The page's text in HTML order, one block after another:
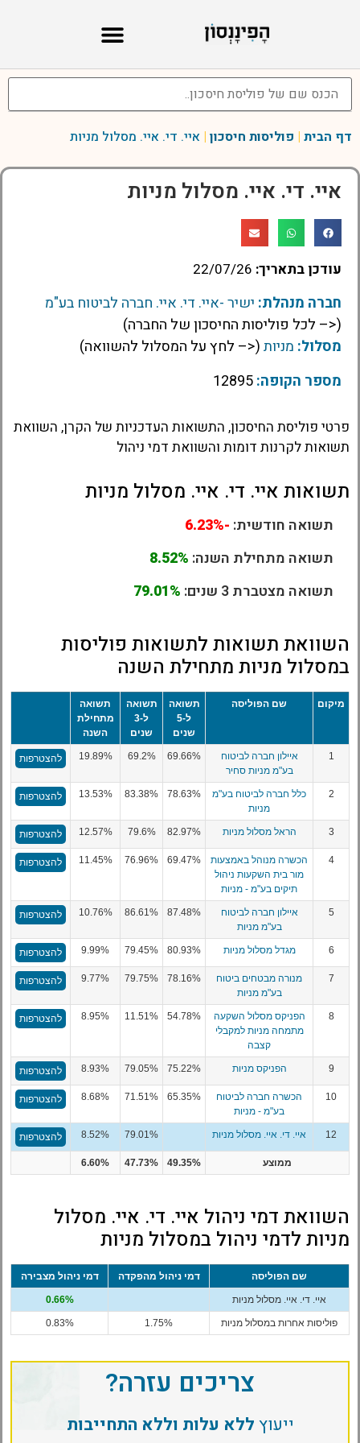
דף הבית | פוליסות חיסכון | איי. די. איי. מסלול מניות
איי. די. איי. מסלול מניות
עודכן בתאריך: 22/07/26
חברה מנהלת: ישיר -איי. די. איי. חברה לביטוח בע"מ
(<– לכל פוליסות החיסכון של החברה)
מסלול: מניות(<– לחץ על המסלול להשוואה)
מספר הקופה:
פרטי פוליסת החיסכון, התשואות העדכניות של הקרן, השוואת
תשואות לקרנות דומות והשוואת דמי ניהול
תשואות איי. די. איי. מסלול מניות
תשואה חודשית: -6.23%
תשואה מתחילת השנה: 8.52%
תשואה מצטברת 3 שנים:
79.01%
השוואת תשואות לתשואות פוליסות
במסלול מניות מתחילת השנה
מיקום שם הפוליסה
תשואה
ל-5
שנים
תשואה
ל-3
שנים
תשואה
מתחילת
השנה
1
איילון חברה לביטוח
בע"מ מניות סחיר
69.66%
69.2%
19.89% להצטרפות
2
כלל חברה לביטוח בע"מ
מניות
78.63%
83.38%
13.53% להצטרפות
3 הראל מסלול מניות 82.97%
79.6%
12.57% להצטרפות
4
הכשרה מנוהל באמצעות
מור בית השקעות ניהול
תיקים בע"מ - מניות
69.47%
76.96%
11.45% להצטרפות
5
איילון חברה לביטוח
בע"מ מניות
87.48%
86.61%
10.76% להצטרפות
6 מגדל מסלול מניות 80.93%
79.45%
9.99% להצטרפות
7
מנורה מבטחים ביטוח
בע"מ מניות
78.16%
79.75%
9.77% להצטרפות
8
הפניקס מסלול השקעה
מתמחה מניות למקבלי
קצבה
54.78%
11.51%
8.95% להצטרפות
9 הפניקס מניות 75.22%
79.05%
8.93% להצטרפות
10
הכשרה חברה לביטוח
בע"מ - מניות
65.35%
71.51%
8.68% להצטרפות
12 איי. די. איי. מסלול מניות 79.01%
8.52% להצטרפות
ממוצע 49.35%
47.73%
6.60%
השוואת דמי ניהול איי. די. איי. מסלול
מניות לדמי ניהול במסלול מניות
שם הפוליסה דמי ניהול מהפקדה דמי ניהול מצבירה
איי. די. איי. מסלול מניות 0.66%
פוליסות אחרות במסלול מניות 1.75%
0.83%
צריכים עזרה?
ייעוץללא עלות וללא התחייבות